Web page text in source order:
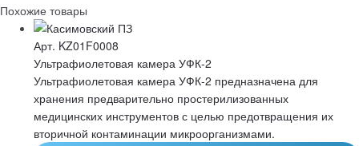
Похожие товары
Арт. KZ01F0008
Ультрафиолетовая камера УФК-2
Ультрафиолетовая камера УФК-2 предназначена для
хранения предварительно простерилизованных
медицинских инструментов с целью предотвращения их
вторичной контаминации микроорганизмами.